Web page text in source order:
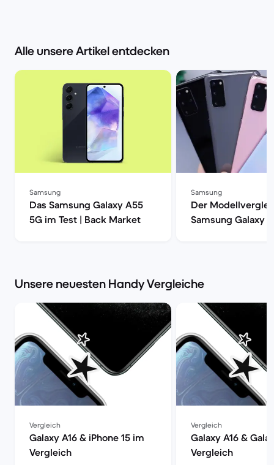
Alle unsere Artikel entdecken
Samsung
Das Samsung Galaxy A55
5G im Test | Back Market
Samsung
Der
Samsung Galaxy
Unsere neuesten Handy Vergleiche
Vergleich
Galaxy A16 & iPhone 15 im
Vergleich
Vergleich
Galaxy A16 &
Vergleich